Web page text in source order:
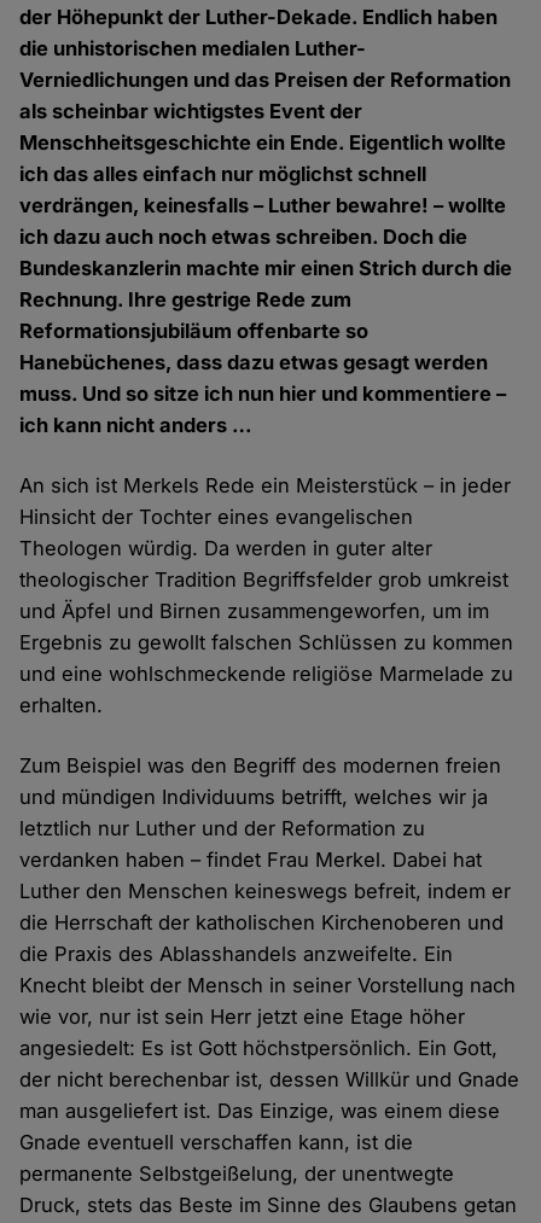
der Höhepunkt der Luther-Dekade. Endlich haben
die unhistorischen medialen Luther-
Verniedlichungen und das Preisen der Reformation
als scheinbar wichtigstes Event der
Menschheitsgeschichte ein Ende. Eigentlich wollte
ich das alles einfach nur möglichst schnell
verdrängen, keinesfalls – Luther bewahre! – wollte
ich dazu auch noch etwas schreiben. Doch die
Bundeskanzlerin machte mir einen Strich durch die
Rechnung. Ihre gestrige Rede zum
Reformationsjubiläum offenbarte so
Hanebüchenes, dass dazu etwas gesagt werden
muss. Und so sitze ich nun hier und kommentiere –
ich kann nicht anders …
An sich ist Merkels Rede ein Meisterstück – in jeder
Hinsicht der Tochter eines evangelischen
Theologen würdig. Da werden in guter alter
theologischer Tradition Begriffsfelder grob umkreist
und Äpfel und Birnen zusammengeworfen, um im
Ergebnis zu gewollt falschen Schlüssen zu kommen
und eine wohlschmeckende religiöse Marmelade zu
erhalten.
Zum Beispiel was den Begriff des modernen freien
und mündigen Individuums betrifft, welches wir ja
letztlich nur Luther und der Reformation zu
verdanken haben – findet Frau Merkel. Dabei hat
Luther den Menschen keineswegs befreit, indem er
die Herrschaft der katholischen Kirchenoberen und
die Praxis des Ablasshandels anzweifelte. Ein
Knecht bleibt der Mensch in seiner Vorstellung nach
wie vor, nur ist sein Herr jetzt eine Etage höher
angesiedelt: Es ist Gott höchstpersönlich. Ein Gott,
der nicht berechenbar ist, dessen Willkür und Gnade
man ausgeliefert ist. Das Einzige, was einem diese
Gnade eventuell verschaffen kann, ist die
permanente Selbstgeißelung, der unentwegte
Druck, stets das Beste im Sinne des Glaubens getan